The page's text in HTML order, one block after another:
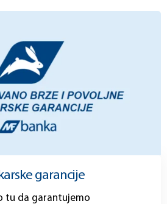
garancije
tu da garantujemo